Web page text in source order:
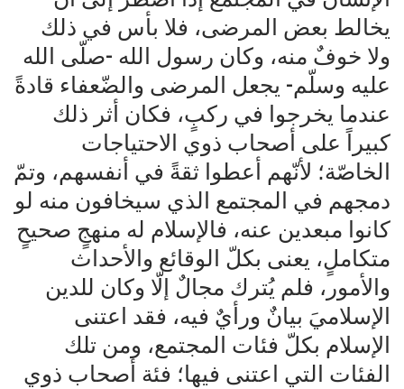
يخالط بعض المرضى، فلا بأس في ذلك
ولا خوفٌ منه، وكان رسول الله -صلّى الله
عليه وسلّم- يجعل المرضى والضّعفاء قادةً
عندما يخرجوا في ركبٍ، فكان أثر ذلك
كبيراً على أصحاب ذوي الاحتياجات
الخاصّة؛ لأنّهم أعطوا ثقةً في أنفسهم، وتمّ
دمجهم في المجتمع الذي سيخافون منه لو
كانوا مبعدين عنه، فالإسلام له منهجٍ صحيحٍ
متكاملٍ، يعنى بكلّ الوقائع والأحداث
والأمور، فلم يُترك مجالٌ إلّا وكان للدين
الإسلاميَ بيانٌ ورأيٌ فيه، فقد اعتنى
الإسلام بكلّ فئات المجتمع، ومن تلك
الفئات التي اعتنى فيها؛ فئة أصحاب ذوي